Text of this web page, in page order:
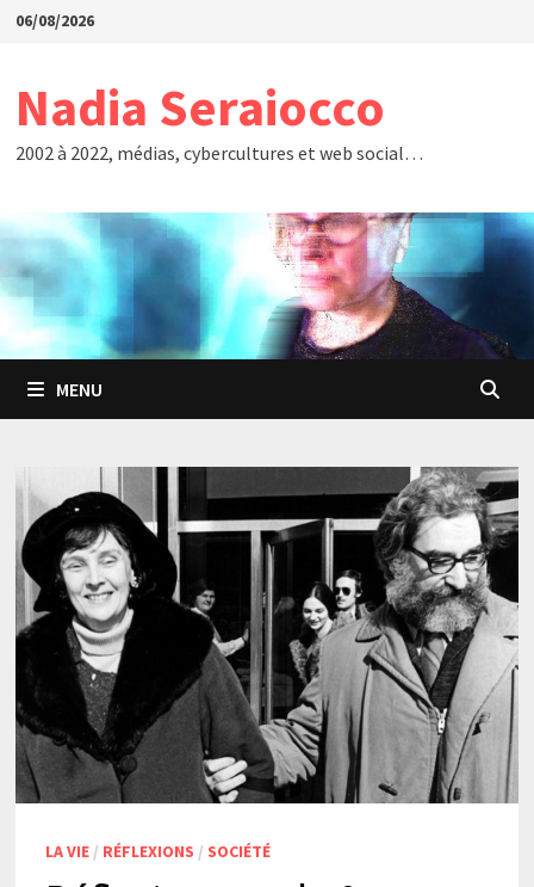
Passer
06/08/2026
Nadia Seraiocco
2002 à 2022, médias, cybercultures et web social…
MENU
LA VIE/ RÉFLEXIONS / SOCIÉTÉ